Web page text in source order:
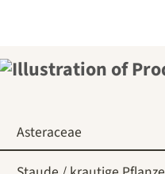
Asteraceae